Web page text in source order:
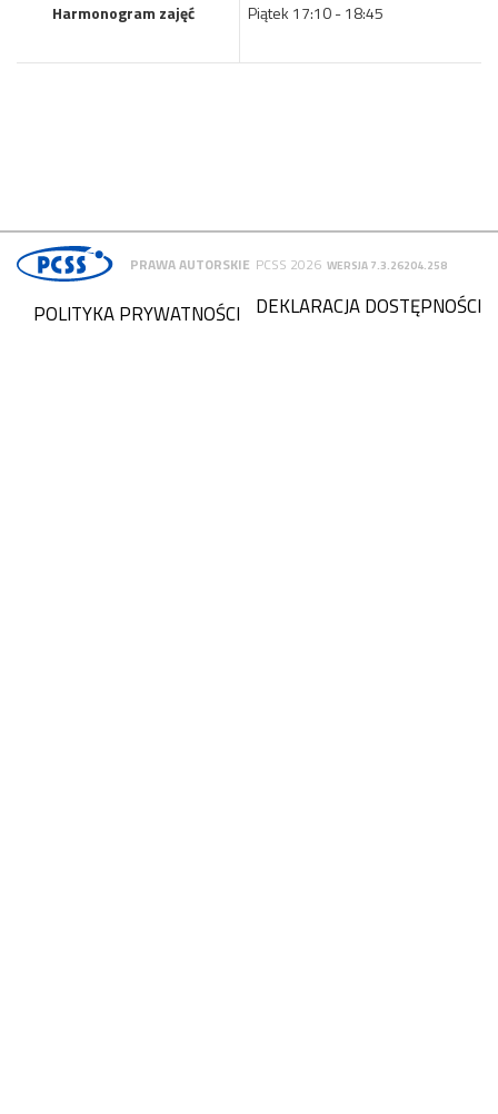
Harmonogram zajęć Piątek 17:10 - 18:45
PRAWA AUTORSKIE PCSS 2026 WERSJA 7.3.26204.258
DEKLARACJA DOSTĘPNOŚCI
POLITYKA PRYWATNOŚCI